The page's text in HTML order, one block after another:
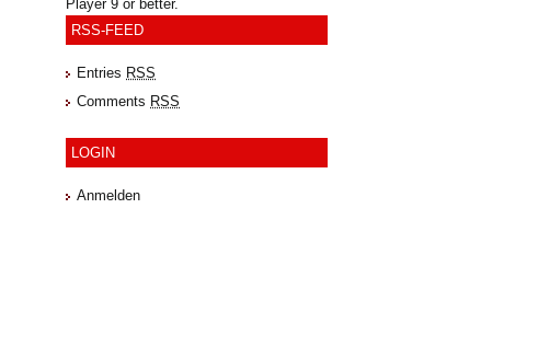
Player9 or better.
RSS-FEED
Entries RSS
Comments RSS
LOGIN
Anmelden